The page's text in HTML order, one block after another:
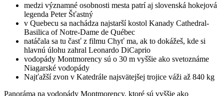
medzi významné osobnosti mesta patrí aj slovenská hokejová
legenda Peter Šťastný
v Quebecu sa nachádza najstarší kostol Kanady Cathedral-
Basilica of Notre-Dame de Québec
natáčala sa tu časť z filmu Chyť ma, ak to dokážeš, kde si
hlavnú úlohu zahral Leonardo DiCaprio
vodopády Montmorency sú o 30 m vyššie ako svetoznáme
Niagarské vodopády
Najťažší zvon v Katedrále najsvätejšej trojice váži až 840 kg
Panoráma na vodopády Montmorency, ktoré sú vyššie ako